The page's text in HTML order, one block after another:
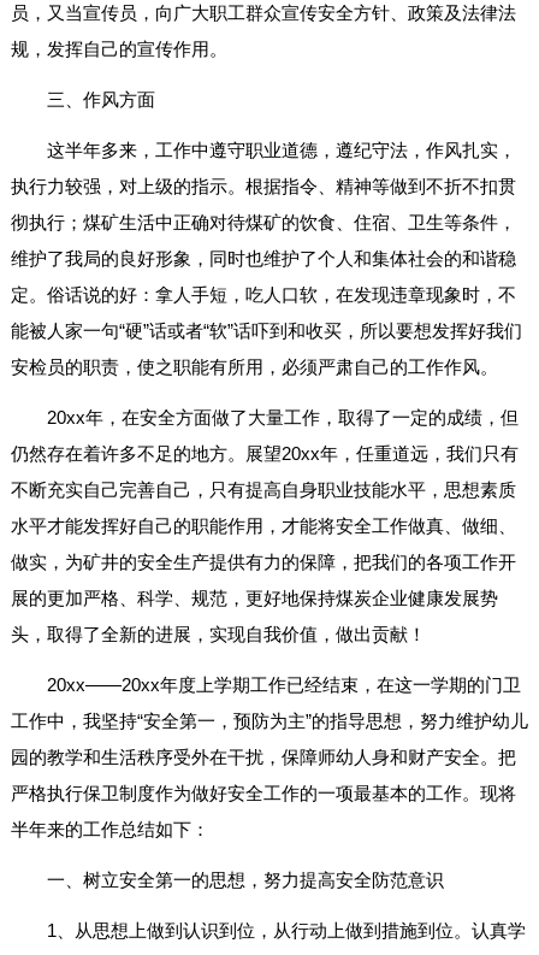
员，又当宣传员，向广大职工群众宣传安全方针、政策及法律法
规，发挥自己的宣传作用。
三、作风方面
这半年多来，工作中遵守职业道德，遵纪守法，作风扎实，
执行力较强，对上级的指示。根据指令、精神等做到不折不扣贯
彻执行；煤矿生活中正确对待煤矿的饮食、住宿、卫生等条件，
维护了我局的良好形象，同时也维护了个人和集体社会的和谐稳
定。俗话说的好：拿人手短，吃人口软，在发现违章现象时，不
能被人家一句“硬”话或者“软”话吓到和收买，所以要想发挥好我们
安检员的职责，使之职能有所用，必须严肃自己的工作作风。
20xx年，在安全方面做了大量工作，取得了一定的成绩，但
仍然存在着许多不足的地方。展望20xx年，任重道远，我们只有
不断充实自己完善自己，只有提高自身职业技能水平，思想素质
水平才能发挥好自己的职能作用，才能将安全工作做真、做细、
做实，为矿井的安全生产提供有力的保障，把我们的各项工作开
展的更加严格、科学、规范，更好地保持煤炭企业健康发展势
头，取得了全新的进展，实现自我价值，做出贡献！
20xx——20xx年度上学期工作已经结束，在这一学期的门卫
工作中，我坚持“安全第一，预防为主”的指导思想，努力维护幼儿
园的教学和生活秩序受外在干扰，保障师幼人身和财产安全。把
严格执行保卫制度作为做好安全工作的一项最基本的工作。现将
半年来的工作总结如下：
一、树立安全第一的思想，努力提高安全防范意识
1、从思想上做到认识到位，从行动上做到措施到位。认真学